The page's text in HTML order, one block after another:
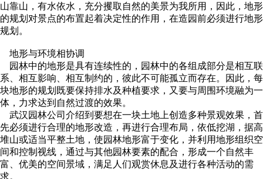
山靠山，有水依水，充分攫取自然的美景为我所用，因此，地形
的规划对景点的布置起着决定性的作用，在造园前必须进行地形
规划。
地形与环境相协调
园林中的地形是具有连续性的，园林中的各组成部分是相互联
系、相互影响、相互制约的，彼此不可能孤立而存在。因此，每
块地形的规划既要保持排水及种植要求，又要与周围环境融为一
体，力求达到自然过渡的效果。
武汉园林公司介绍到要想在一块土地上创造多种景观效果，首
先必须进行合理的地形改造，再进行合理布局，依低挖湖，据高
堆山或适当平整土地，使园林地形富于变化，并利用地形组织空
间和控制视线，通过与其他园林要素的配合，形成一个自然丰
富、优美的空间景域，满足人们观赏休息及进行各种活动的需
求。